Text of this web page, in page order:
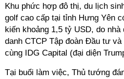
Khu phức hợp đô thị, du lịch
golf cao cấp tại tỉnh Hưng Yên
kiến khoảng 1,5 tỷ USD, do
danh CTCP Tập đoàn Đầu tư
cùng IDG Capital (đại diện
Tại buổi làm việc, Thủ tướng